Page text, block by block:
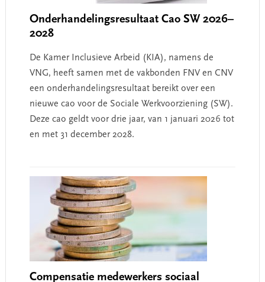
Onderhandelingsresultaat Cao SW 2026–
2028
De Kamer Inclusieve Arbeid (KIA), namens de
VNG, heeft samen met de vakbonden FNV en CNV
een onderhandelingsresultaat bereikt over een
nieuwe cao voor de Sociale Werkvoorziening (SW).
Deze cao geldt voor drie jaar, van 1 januari 2026 tot
en met 31 december 2028.
Compensatie medewerkers sociaal